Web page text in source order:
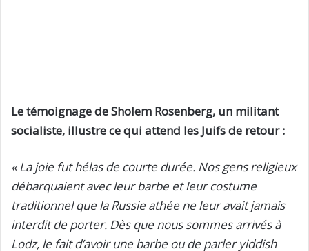
Le témoignage de Sholem Rosenberg, un militant
socialiste, illustre ce qui attend les Juifs de retour :
« La joie fut hélas de courte durée. Nos gens religieux
débarquaient avec leur barbe et leur costume
traditionnel que la Russie athée ne leur avait jamais
interdit de porter. Dès que nous sommes arrivés à
Lodz, le fait d’avoir une barbe ou de parler yiddish